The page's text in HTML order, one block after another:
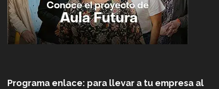
Programa enlace: para llevar a tu empresa al